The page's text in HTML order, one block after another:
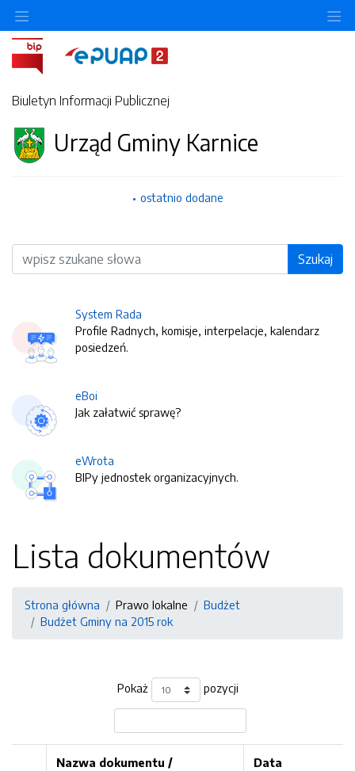
Biuletyn Informacji Publicznej
Urząd Gminy Karnice
ostatnio dodane
Wyszukiwarka Szukaj
System Rada
Profile Radnych, komisje, interpelacje, kalendarz
posiedzeń.
eBoi
Jak załatwić sprawę?
eWrota
BIPy jednostek organizacyjnych.
Lista dokumentów
Strona główna Prawo lokalne
Budżet
Budżet Gminy na 2015 rok
Pokaż pozycji
Nazwa dokumentu /
Data